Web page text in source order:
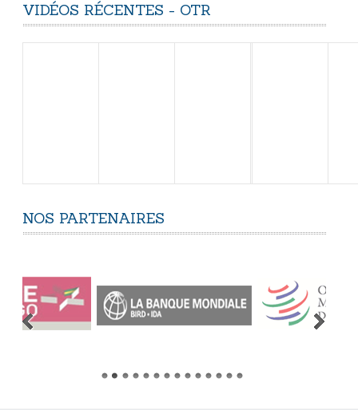
VIDÉOS RÉCENTES - OTR
NOS PARTENAIRES